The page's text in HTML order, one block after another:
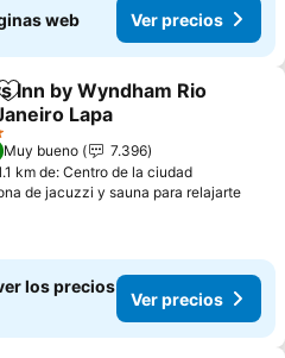
web Ver precios
Añadir a favoritos
Inn by Wyndham Rio
Lapa
Muy bueno
7.396
km de: Centro de la ciudad
de jacuzzi y sauna para relajarteVer
los precios
Ver precios